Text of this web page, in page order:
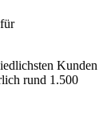
Kunden
rund 1.500